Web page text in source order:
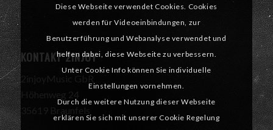
KONTAKT 2INJOY
2injoyMusic GbR
35619 Braunfels
Diese Webseite verwendet Cookies. Cookies
werden für Videoeinbindungen, zur
Benutzerführung und Webanalyse verwendet und
helfen dabei, diese Webseite zu verbessern.
Unter Cookie Info können Sie individuelle
Einstellungen vornehmen.
Durch die weitere Nutzung dieser Webseite
erklären Sie sich mit unserer Cookie Regelung